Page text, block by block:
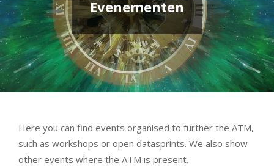
Evenementen
Here you can find events organised to further the ATM,
such as workshops or open datasprints. We also show
other events where the ATM is present.